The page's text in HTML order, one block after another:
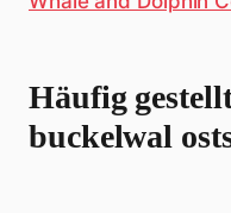
Häufig
buckelwal